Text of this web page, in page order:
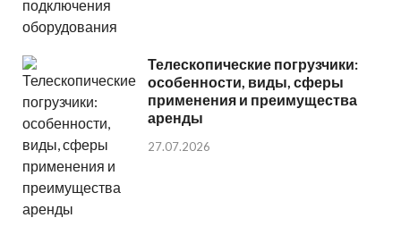
Телескопические погрузчики:
особенности, виды, сферы
применения и преимущества
аренды
27.07.2026